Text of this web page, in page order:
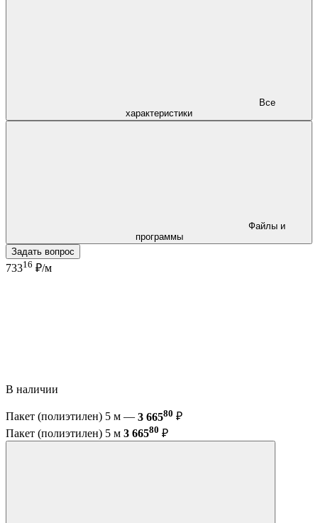
характеристики
программы
Задать вопрос
73316 ₽/м
В наличии
Пакет (полиэтилен) 5 м — 3 66580 ₽
Пакет (полиэтилен) 5 м 3 66580 ₽